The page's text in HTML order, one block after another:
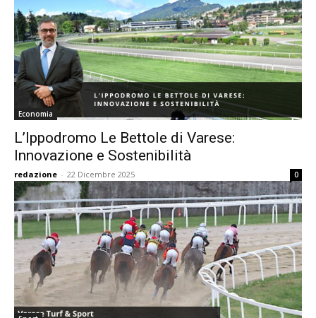
Economia
L’Ippodromo Le Bettole di Varese:
Innovazione e Sostenibilità
redazione - 22 Dicembre 2025 0